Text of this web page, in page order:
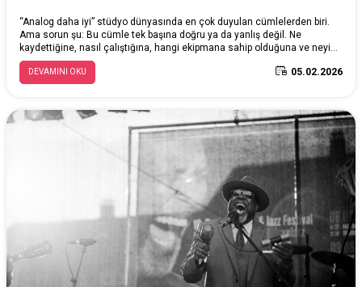
“Analog daha iyi” stüdyo dünyasında en çok duyulan cümlelerden biri.
Ama sorun şu: Bu cümle tek başına doğru ya da yanlış değil. Ne
kaydettiğine, nasıl çalıştığına, hangi ekipmana sahip olduğuna ve neyi
‘iyi’ saydığına göre değişiyor.
DEVAMINI OKU 05.02.2026